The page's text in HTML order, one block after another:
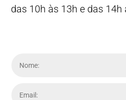
das 10h às 13h e das 14h